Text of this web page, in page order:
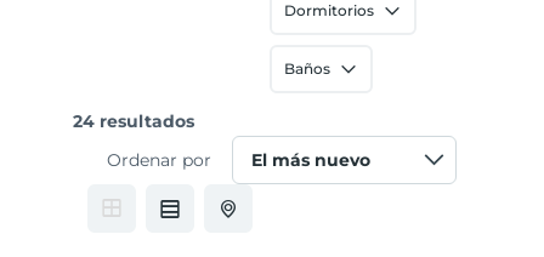
Dormitorios
Baños
24 resultados
Ordenar por